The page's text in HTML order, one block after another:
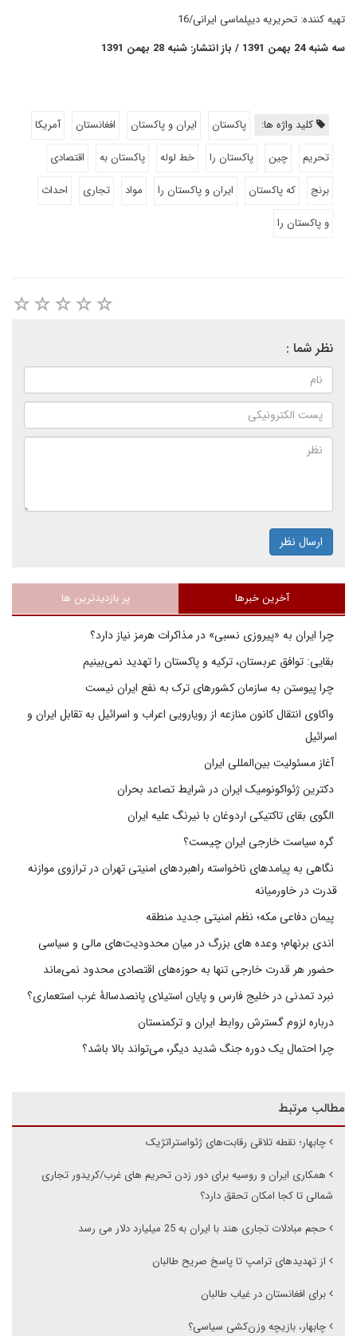
تهیه کننده: تحریریه دیپلماسی ایرانی/16
سه شنبه 24 بهمن 1391 / باز انتشار: شنبه 28 بهمن 1391
کلید واژه ها: پاکستان ایران و پاکستان افغانستان
آمریکا
تحریم
چین پاکستان را خط لوله پاکستان به
اقتصادی
برنج
که پاکستان ایران و پاکستان را مواد تجاری
احداث
و پاکستان را
نظر شما :
ارسال نظر
آخرین خبرها پر بازدیدترین ها
چرا ایران به «پیروزی نسبی» در مذاکرات هرمز نیاز دارد؟
بقایی: توافق عربستان، ترکیه و پاکستان را تهدید نمی‌بینیم
چرا پیوستن به سازمان کشورهای ترک به نفع ایران نیست
واکاوی انتقال کانون منازعه از رویارویی اعراب و اسرائیل به تقابل ایران و
اسرائیل
آغاز مسئولیت بین‌المللی ایران
دکترین ژئواکونومیک ایران در شرایط تصاعد بحران
الگوی بقای تاکتیکی اردوغان با نیرنگ علیه ایران
گره سیاست خارجی ایران چیست؟
نگاهی به پیامدهای ناخواسته راهبردهای امنیتی تهران در ترازوی موازنه
قدرت در خاورمیانه
پیمان دفاعی مکه؛ نظم امنیتی جدید منطقه
اندی برنهام؛ وعده های بزرگ در میان محدودیت‌های مالی و سیاسی
حضور هر قدرت خارجی تنها به حوزه‌های اقتصادی محدود نمی‌ماند
نبرد تمدنی در خلیج فارس و پایان استیلای پانصدسالۀ غرب استعماری؟
درباره لزوم گسترش روابط ایران و ترکمنستان
چرا احتمال یک دوره جنگ شدید دیگر، می‌تواند بالا باشد؟
مطالب مرتبط
چابهار؛ نقطه تلاقی رقابت‌های ژئواستراتژیک
همکاری ایران و روسیه برای دور زدن تحریم های غرب/کریدور تجاری
شمالی تا کجا امکان تحقق دارد؟
حجم مبادلات تجاری هند با ایران به 25 میلیارد دلار می رسد
از تهدیدهای ترامپ تا پاسخ صریح طالبان
برای افغانستان در غیاب طالبان
چابهار، بازیچه وزن‌کشی سیاسی؟